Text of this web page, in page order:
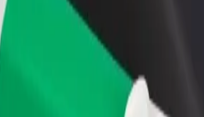
till Strängnäs Resecentrum? Kolla in våra tjänster och